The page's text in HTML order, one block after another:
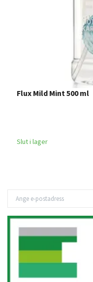
Flux Mild Mint 500 ml
Slut i lager